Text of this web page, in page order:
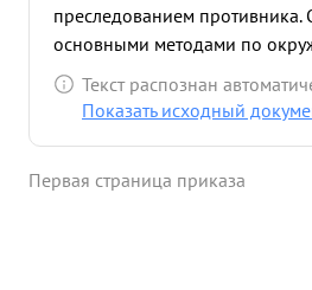
преследованием
основными методами по
уничтожению
пытавшегося задержать
обеспечения боевых
Текст распознан
Показать исходный
Первая страница приказа